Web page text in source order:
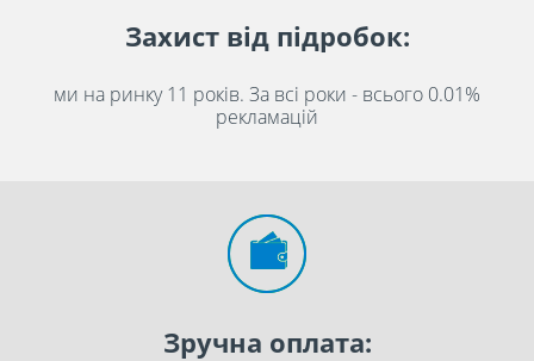
Захист від підробок:
ми на ринку 11 років. За всі роки - всього 0.01%
рекламацій
Зручна оплата: